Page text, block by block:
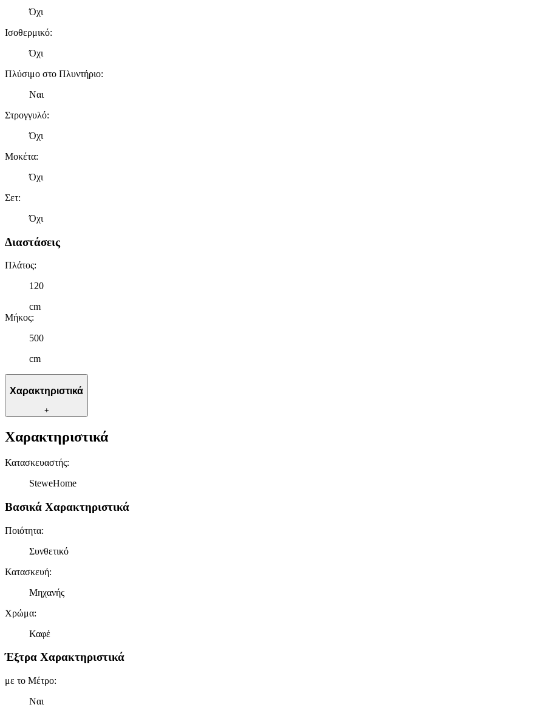
Όχι
Ισοθερμικό:
Όχι
Πλύσιμο στο Πλυντήριο:
Ναι
Στρογγυλό:
Όχι
Μοκέτα:
Όχι
Σετ:
Όχι
Διαστάσεις
Πλάτος:
120
cm
Μήκος:
500
cm
Χαρακτηριστικά
+
Χαρακτηριστικά
Κατασκευαστής:
SteweHome
Βασικά Χαρακτηριστικά
Ποιότητα:
Συνθετικό
Κατασκευή:
Μηχανής
Χρώμα:
Καφέ
Έξτρα Χαρακτηριστικά
με το Μέτρο:
Ναι